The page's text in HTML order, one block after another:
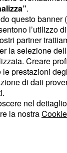
torneo
si
delround
.
questo banner
l’utilizzo
partner
la selezione
Creare
le prestazioni
di dati
nel
la nostra